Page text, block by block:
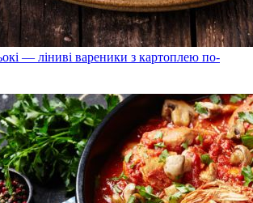
— ліниві вареники з картоплею по-